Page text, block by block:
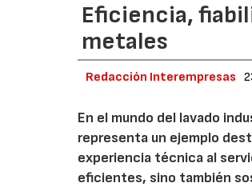
Eficiencia,
metales
Redacción Interempresas
En el mundo del lavado
representa un ejemplo
experiencia técnica al
eficientes, sino también